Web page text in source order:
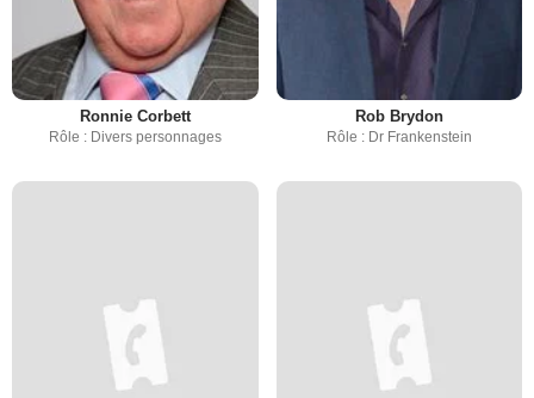
Ronnie Corbett
Rôle : Divers personnages
Rob Brydon
Rôle : Dr Frankenstein